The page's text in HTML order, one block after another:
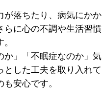
が落ちたり、病気にかか
らに心の不調や生活習慣
か」「不眠症なのか」気
した工夫を取り入れて
安心です。